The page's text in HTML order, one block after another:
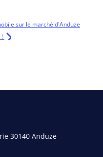
sur le marché d'Anduze
!
30140 Anduze